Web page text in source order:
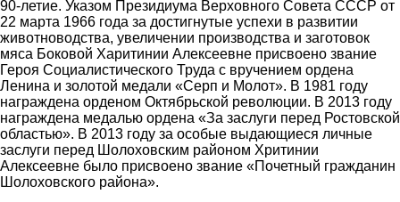
90-летие. Указом Президиума Верховного Совета СССР от
22 марта 1966 года за достигнутые успехи в развитии
животноводства, увеличении производства и заготовок
мяса Боковой Харитинии Алексеевне присвоено звание
Героя Социалистического Труда с вручением ордена
Ленина и золотой медали «Серп и Молот». В 1981 году
награждена орденом Октябрьской революции. В 2013 году
награждена медалью ордена «За заслуги перед Ростовской
областью». В 2013 году за особые выдающиеся личные
заслуги перед Шолоховским районом Хритинии
Алексеевне было присвоено звание «Почетный гражданин
Шолоховского района».